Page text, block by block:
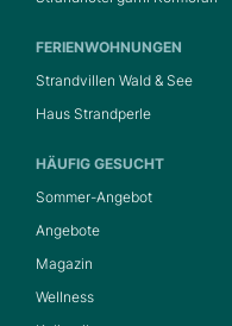
FERIENWOHNUNGEN
Strandvillen Wald & See
Haus Strandperle
HÄUFIG GESUCHT
Sommer-Angebot
Angebote
Magazin
Wellness